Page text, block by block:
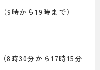
9時から19時まで）
8時30分から17時15分